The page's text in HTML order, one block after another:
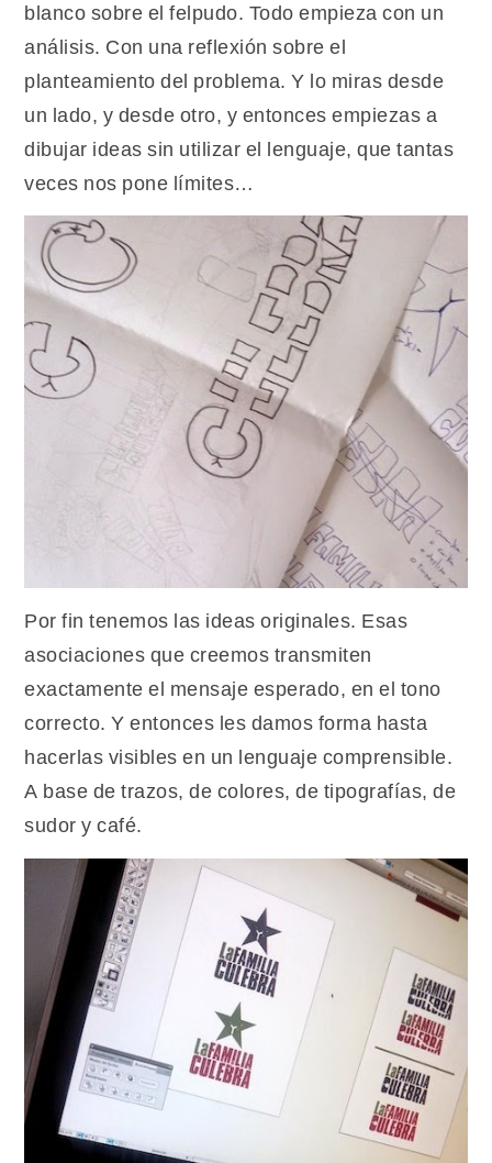
blanco sobre el felpudo. Todo empieza con un
análisis. Con una reflexión sobre el
planteamiento del problema. Y lo miras desde
un lado, y desde otro, y entonces empiezas a
dibujar ideas sin utilizar el lenguaje, que tantas
veces nos pone límites…
Por fin tenemos las ideas originales. Esas
asociaciones que creemos transmiten
exactamente el mensaje esperado, en el tono
correcto. Y entonces les damos forma hasta
hacerlas visibles en un lenguaje comprensible.
A base de trazos, de colores, de tipografías, de
sudor y café.